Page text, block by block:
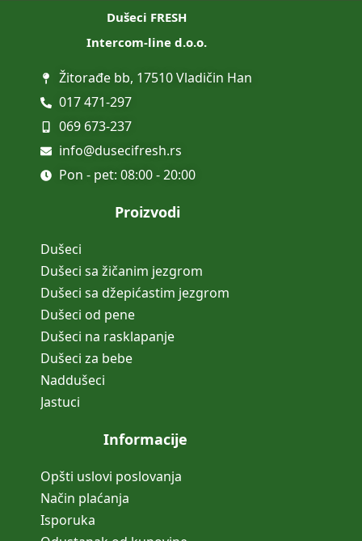
Dušeci FRESH
Intercom-line d.o.o.
Žitorađe bb, 17510 Vladičin Han
017 471-297
069 673-237
info@dusecifresh.rs
Pon - pet: 08:00 - 20:00
Proizvodi
Dušeci
Dušeci sa žičanim jezgrom
Dušeci sa džepićastim jezgrom
Dušeci od pene
Dušeci na rasklapanje
Dušeci za bebe
Naddušeci
Jastuci
Informacije
Opšti uslovi poslovanja
Način plaćanja
Isporuka